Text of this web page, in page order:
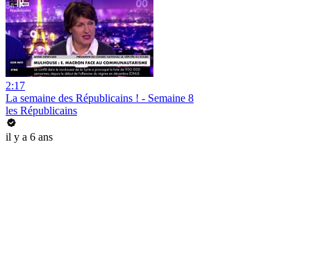
2:17
La semaine des Républicains ! - Semaine 8
les Républicains
il y a 6 ans